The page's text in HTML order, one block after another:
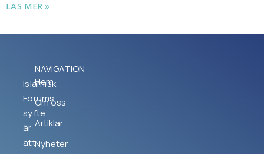
LÄS MER »
Islamisk
Forums
syfte
är
att
NAVIGATION
Hem
Om oss
Artiklar
Nyheter